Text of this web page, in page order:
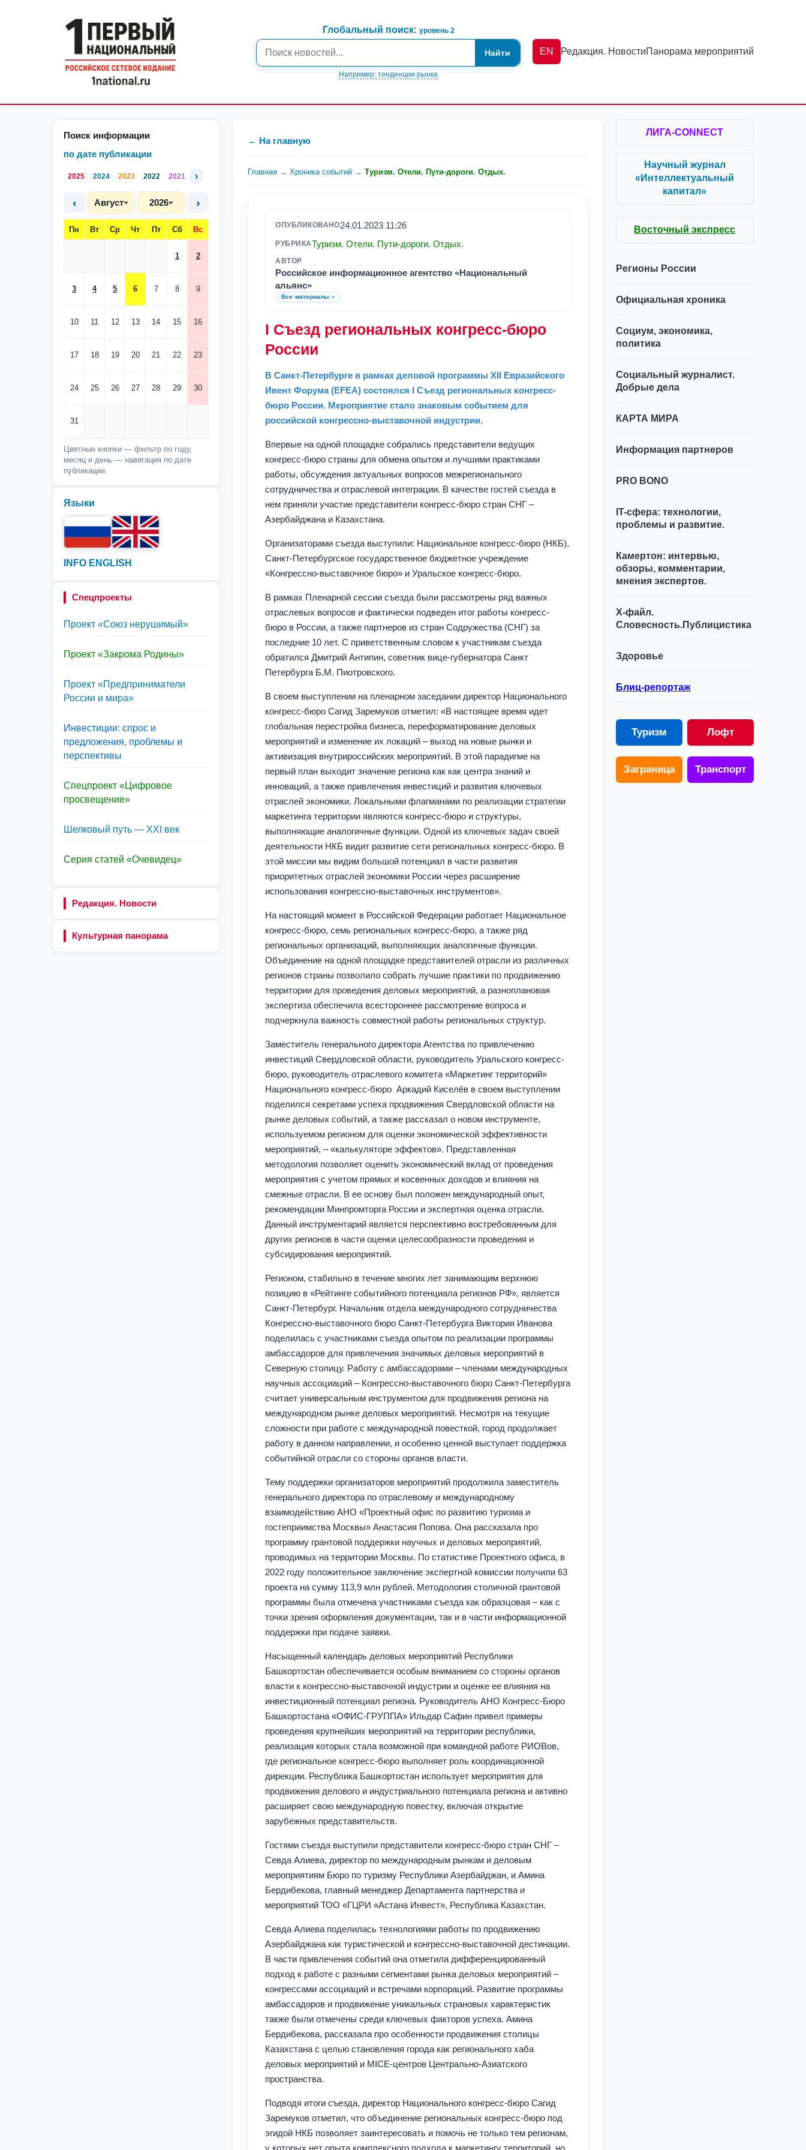
Глобальный поиск: уровень 2
Найти
Например: тенденции рынка
EN Редакция. НовостиПанорама мероприятий
Поиск информации
по дате публикации
2025 2024 2023 2022 2021 ›
‹ Август 2026 ›
Пн Вт Ср Чт Пт Сб Вс
1 2
3 4 5 6 7 8 9
10 11 12 13 14 15 16
17 18 19 20 21 22 23
24 25 26 27 28 29 30
31
Цветные кнопки — фильтр по году,
месяц и день — навигация по дате
публикации.
Языки
INFO ENGLISH
Спецпроекты
Проект «Союз нерушимый»
Проект «Закрома Родины»
Проект «Предприниматели
России и мира»
Инвестиции: спрос и
предложения, проблемы и
перспективы
Спецпроект «Цифровое
просвещение»
Шелковый путь — XXI век
Серия статей «Очевидец»
Редакция. Новости
Культурная панорама
← На главную
Главная → Хроника событий → Туризм. Отели. Пути-дороги. Отдых.
ОПУБЛИКОВАНО24.01.2023 11:26
РУБРИКАТуризм. Отели. Пути-дороги. Отдых.
АВТОР
Российское информационное агентство «Национальный
альянс»
Все материалы
I Съезд региональных конгресс-бюро
России
В Санкт-Петербурге в рамках деловой программы XII Евразийского
Ивент Форума (EFEA) состоялся I Съезд региональных конгресс-
бюро России. Мероприятие стало знаковым событием для
российской конгрессно-выставочной индустрии.
Впервые на одной площадке собрались представители ведущих
конгресс-бюро страны для обмена опытом и лучшими практиками
работы, обсуждения актуальных вопросов межрегионального
сотрудничества и отраслевой интеграции. В качестве гостей съезда в
нем приняли участие представители конгресс-бюро стран СНГ –
Азербайджана и Казахстана.
Организаторами съезда выступили: Национальное конгресс-бюро (НКБ),
Санкт-Петербургское государственное бюджетное учреждение
«Конгрессно-выставочное бюро» и Уральское конгресс-бюро.
В рамках Пленарной сессии съезда были рассмотрены ряд важных
отраслевых вопросов и фактически подведен итог работы конгресс-
бюро в России, а также партнеров из стран Содружества (СНГ) за
последние 10 лет. С приветственным словом к участникам съезда
обратился Дмитрий Антипин, советник вице-губернатора Санкт
Петербурга Б.М. Пиотровского.
В своем выступлении на пленарном заседании директор Национального
конгресс-бюро Сагид Заремуков отметил: «В настоящее время идет
глобальная перестройка бизнеса, переформатирование деловых
мероприятий и изменение их локаций – выход на новые рынки и
активизация внутрироссийских мероприятий. В этой парадигме на
первый план выходит значение региона как как центра знаний и
инноваций, а также привлечения инвестиций и развития ключевых
отраслей экономики. Локальными флагманами по реализации стратегии
маркетинга территории являются конгресс-бюро и структуры,
выполняющие аналогичные функции. Одной из ключевых задач своей
деятельности НКБ видит развитие сети региональных конгресс-бюро. В
этой миссии мы видим большой потенциал в части развития
приоритетных отраслей экономики России через расширение
использования конгрессно-выставочных инструментов».
На настоящий момент в Российской Федерации работает Национальное
конгресс-бюро, семь региональных конгресс-бюро, а также ряд
региональных организаций, выполняющих аналогичные функции.
Объединение на одной площадке представителей отрасли из различных
регионов страны позволило собрать лучшие практики по продвижению
территории для проведения деловых мероприятий, а разноплановая
экспертиза обеспечила всестороннее рассмотрение вопроса и
подчеркнула важность совместной работы региональных структур.
Заместитель генерального директора Агентства по привлечению
инвестиций Свердловской области, руководитель Уральского конгресс-
бюро, руководитель отраслевого комитета «Маркетинг территорий»
Национального конгресс-бюро Аркадий Киселёв в своем выступлении
поделился секретами успеха продвижения Свердловской области на
рынке деловых событий, а также рассказал о новом инструменте,
используемом регионом для оценки экономической эффективности
мероприятий, – «калькуляторе эффектов». Представленная
методология позволяет оценить экономический вклад от проведения
мероприятия с учетом прямых и косвенных доходов и влияния на
смежные отрасли. В ее основу был положен международный опыт,
рекомендации Минпромторга России и экспертная оценка отрасли.
Данный инструментарий является перспективно востребованным для
других регионов в части оценки целесообразности проведения и
субсидирования мероприятий.
Регионом, стабильно в течение многих лет занимающим верхнюю
позицию в «Рейтинге событийного потенциала регионов РФ», является
Санкт-Петербург. Начальник отдела международного сотрудничества
Конгрессно-выставочного бюро Санкт-Петербурга Виктория Иванова
поделилась с участниками съезда опытом по реализации программы
амбассадоров для привлечения значимых деловых мероприятий в
Северную столицу. Работу с амбассадорами – членами международных
научных ассоциаций – Конгрессно-выставочного бюро Санкт-Петербурга
считает универсальным инструментом для продвижения региона на
международном рынке деловых мероприятий. Несмотря на текущие
сложности при работе с международной повесткой, город продолжает
работу в данном направлении, и особенно ценной выступает поддержка
событийной отрасли со стороны органов власти.
Тему поддержки организаторов мероприятий продолжила заместитель
генерального директора по отраслевому и международному
взаимодействию АНО «Проектный офис по развитию туризма и
гостеприимства Москвы» Анастасия Попова. Она рассказала про
программу грантовой поддержки научных и деловых мероприятий,
проводимых на территории Москвы. По статистике Проектного офиса, в
2022 году положительное заключение экспертной комиссии получили 63
проекта на сумму 113,9 млн рублей. Методология столичной грантовой
программы была отмечена участниками съезда как образцовая – как с
точки зрения оформления документации, так и в части информационной
поддержки при подаче заявки.
Насыщенный календарь деловых мероприятий Республики
Башкортостан обеспечивается особым вниманием со стороны органов
власти к конгрессно-выставочной индустрии и оценке ее влияния на
инвестиционный потенциал региона. Руководитель АНО Конгресс-Бюро
Башкортостана «ОФИС-ГРУППА» Ильдар Сафин привел примеры
проведения крупнейших мероприятий на территории республики,
реализация которых стала возможной при командной работе РИОВов,
где региональное конгресс-бюро выполняет роль координационной
дирекции. Республика Башкортостан использует мероприятия для
продвижения делового и индустриального потенциала региона и активно
расширяет свою международную повестку, включая открытие
зарубежных представительств.
Гостями съезда выступили представители конгресс-бюро стран СНГ –
Севда Алиева, директор по международным рынкам и деловым
мероприятиям Бюро по туризму Республики Азербайджан, и Амина
Бердибекова, главный менеджер Департамента партнерства и
мероприятий ТОО «ГЦРИ «Астана Инвест», Республика Казахстан.
Севда Алиева поделилась технологиями работы по продвижению
Азербайджана как туристической и конгрессно-выставочной дестинации.
В части привлечения событий она отметила дифференцированный
подход к работе с разными сегментами рынка деловых мероприятий –
конгрессами ассоциаций и встречами корпораций. Развитие программы
амбассадоров и продвижение уникальных страновых характеристик
также были отмечены среди ключевых факторов успеха. Амина
Бердибекова, рассказала про особенности продвижения столицы
Казахстана с целью становления города как регионального хаба
деловых мероприятий и MICE-центров Центрально-Азиатского
пространства.
Подводя итоги съезда, директор Национального конгресс-бюро Сагид
Заремуков отметил, что объединение региональных конгресс-бюро под
эгидой НКБ позволяет заинтересовать и помочь не только тем регионам,
ЛИГА-CONNECT
Научный журнал
«Интеллектуальный
капитал»
Восточный экспресс
Регионы России
Официальная хроника
Социум, экономика,
политика
Социальный журналист.
Добрые дела
КАРТА МИРА
Информация партнеров
PRO BONO
IT-сфера: технологии,
проблемы и развитие.
Камертон: интервью,
обзоры, комментарии,
мнения экспертов.
Х-файл.
Словесность.Публицистика
Здоровье
Блиц-репортаж
Туризм Лофт
Заграница Транспорт